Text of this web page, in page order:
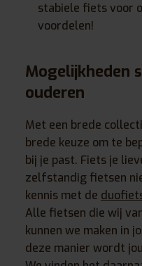
stabiele fiets voor
voordelen!
Mogelijkheden
ouderen
Met een brede
brede keuze om te
bij je past. Fiets je
zelfstandig fietsen
kennis met de
Alle fietsen die wij
kunnen we maken in
deze manier wordt